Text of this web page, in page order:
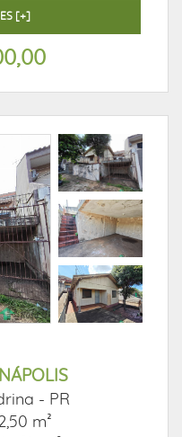
[+]
- PR
m²